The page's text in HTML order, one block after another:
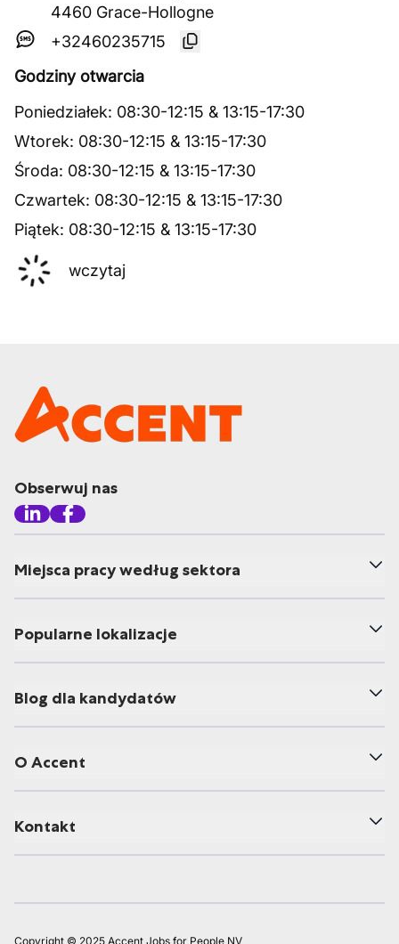
4460 Grace-Hollogne
+32460235715
Godziny otwarcia
Poniedziałek: 08:30-12:15 & 13:15-17:30
Wtorek: 08:30-12:15 & 13:15-17:30
Środa: 08:30-12:15 & 13:15-17:30
Czwartek: 08:30-12:15 & 13:15-17:30
Piątek: 08:30-12:15 & 13:15-17:30
wczytaj
Obserwuj nas
Miejsca pracy według sektora
Popularne lokalizacje
Blog dla kandydatów
O Accent
Kontakt
Copyright © 2025 Accent Jobs for People NV